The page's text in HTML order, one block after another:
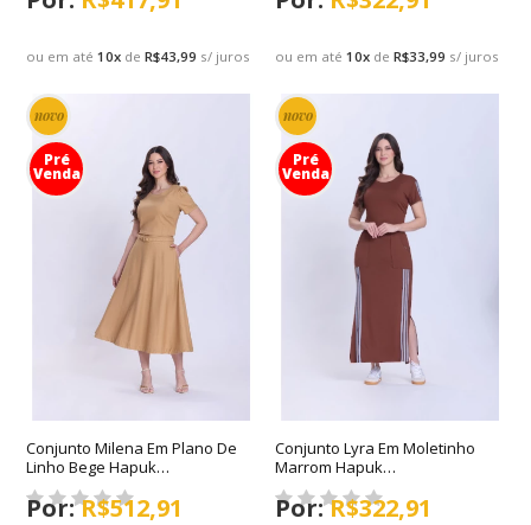
ou em até10x deR$43,99 s/ juros ou em até10x deR$33,99 s/ juros
novo
Pré
Venda
Conjunto Milena Em Plano De
Linho Bege Hapuk
Primavera/Verão 2027
R$512,91
novo
Pré
Venda
Conjunto Lyra Em Moletinho
Marrom Hapuk
Primavera/Verão 2027
R$322,91